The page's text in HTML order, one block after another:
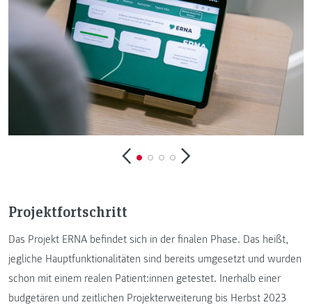
Projektfortschritt
Das Projekt ERNA befindet sich in der finalen Phase. Das heißt,
jegliche Hauptfunktionalitäten sind bereits umgesetzt und wurden
schon mit einem realen Patient:innen getestet. Inerhalb einer
budgetären und zeitlichen Projekterweiterung bis Herbst 2023